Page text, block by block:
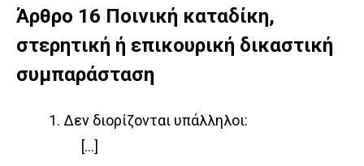
Άρθρο 16 Ποινική καταδίκη,
στερητική ή επικουρική δικαστική
συμπαράσταση
1. Δεν διορίζονται υπάλληλοι:
[…]